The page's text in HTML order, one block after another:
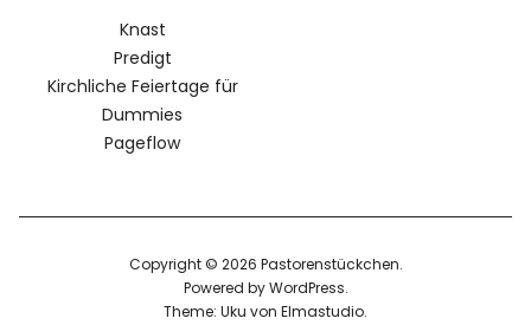
Knast
Predigt
Kirchliche Feiertage für
Dummies
Pageflow
Copyright © 2026 Pastorenstückchen
Powered byWordPress
Theme: Uku von Elmastudio